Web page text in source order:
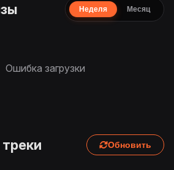
Неделя Месяц
Ошибка загрузки
Обновить